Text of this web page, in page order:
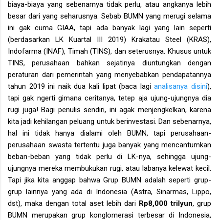
biaya-biaya yang sebenarnya tidak perlu, atau angkanya lebih
besar dari yang seharusnya. Sebab BUMN yang merugi selama
ini gak cuma GIAA, tapi ada banyak lagi yang lain seperti
(berdasarkan LK Kuartal III 2019) Krakatau Steel (KRAS),
Indofarma (INAF), Timah (TINS), dan seterusnya. Khusus untuk
TINS, perusahaan bahkan sejatinya diuntungkan dengan
peraturan dari pemerintah yang menyebabkan pendapatannya
tahun 2019 ini naik dua kali lipat (baca lagianalisanya disini),
tapi gak ngerti gimana ceritanya, tetep aja ujung-ujungnya dia
rugi juga! Bagi penulis sendiri, ini agak menjengkelkan, karena
kita jadi kehilangan peluang untuk berinvestasi. Dan sebenarnya,
hal ini tidak hanya dialami oleh BUMN, tapi perusahaan-
perusahaan swasta tertentu juga banyak yang mencantumkan
beban-beban yang tidak perlu di LK-nya, sehingga ujung-
ujungnya mereka membukukan rugi, atau labanya kelewat kecil.
Tapi jika kita anggap bahwa Grup BUMN adalah seperti grup-
grup lainnya yang ada di Indonesia (Astra, Sinarmas, Lippo,
dst), maka dengan total aset lebih dari Rp8,000 trilyun, grup
BUMN merupakan grup konglomerasi terbesar di Indonesia,